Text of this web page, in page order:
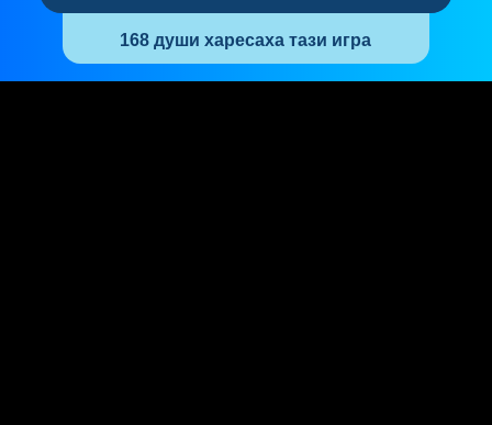
168 души харесаха тази игра